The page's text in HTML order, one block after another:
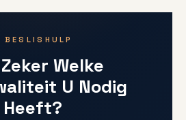
BESLISHULP
Welke
U Nodig
Heeft?